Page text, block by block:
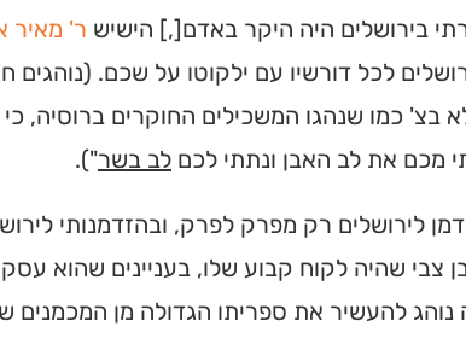
בירושלים היה היקר באדם[,] הישיש ר' מאיר
לכל דורשיו עם ילקוטו על שכם. (נוהגים
כמו שנהגו המשכילים החוקרים ברוסיה,
מכם את לב האבן ונתתי לכם לב בשר").
לירושלים רק מפרק לפרק, ובהזדמנותי
צבי שהיה לקוח קבוע שלו, בעניינים שהוא
נוהג להעשיר את ספריתו הגדולה מן המכמנים